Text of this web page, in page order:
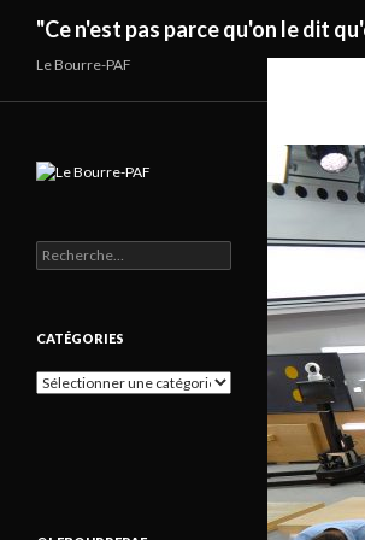
"Ce n'est pas parce qu'on le dit
Le Bourre-PAF
Rechercher :
CATÉGORIES
Catégories